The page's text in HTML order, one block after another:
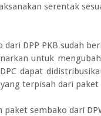
serentak
dari DPP PKB sudah
untuk
dapat
terpisah dari paket
paket sembako dari